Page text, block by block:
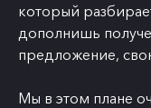
который
дополнишь
предложение,
Мы в этом плане